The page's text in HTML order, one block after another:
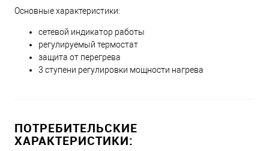
Основные характеристики:
сетевой индикатор работы
регулируемый термостат
защита от перегрева
3 ступени регулировки мощности нагрева
ПОТРЕБИТЕЛЬСКИЕ
ХАРАКТЕРИСТИКИ: